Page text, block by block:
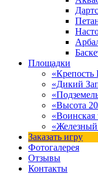
Дартс
Площадки
«Крепость
«Дикий
«Высота
«Воинская
«Железный
Заказать игру
Фотогалерея
Отзывы
Контакты